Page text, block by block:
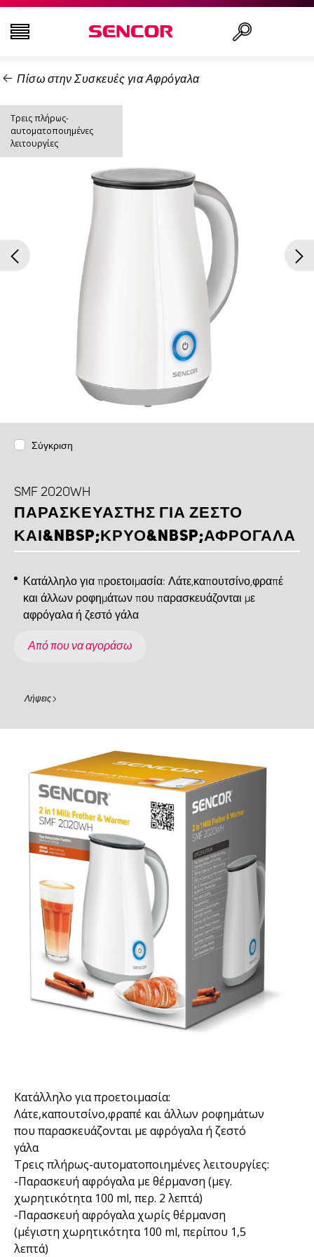
ΤΗΛΕΟΡΆΣΕΙΣ
ΕΙΚΌΝΑ & ΉΧΟΣ
ΟΙΚΙΑΚΌΣ ΕΞΟΠΛΙΣΜΌΣ
ΝΟΙΚΟΚΥΡΙΌ
ΥΓΕΊΑ ΚΑΙ ΟΜΟΡΦΙΆ
ΕΊΔΗ ΓΡΑΦΕΊΟΥ ΚΑΙ ΚΑΛΏΔΙΑ
Πίσω στην Συσκευές για Αφρόγαλα
Τρεις πλήρως-
αυτοματοποιημένες
λειτουργίες
Σύγκριση
SMF 2020WH
ΠΑΡΑΣΚΕΥΑΣΤΉΣ ΓΙΑ ΖΕΣΤΌ
ΚΑΙ&NBSP;ΚΡΎΟ&NBSP;ΑΦΡΌΓΑΛΑ
Κατάλληλο για προετοιμασία: Λάτε,καπουτσίνο,φραπέ
και άλλων ροφημάτων που παρασκευάζονται με
αφρόγαλα ή ζεστό γάλα
Από που να αγοράσω
Λήψεις
Κατάλληλο για προετοιμασία:
Λάτε,καπουτσίνο,φραπέ και άλλων ροφημάτων
που παρασκευάζονται με αφρόγαλα ή ζεστό
γάλα
Τρεις πλήρως-αυτοματοποιημένες λειτουργίες:
-Παρασκευή αφρόγαλα με θέρμανση (μεγ.
χωρητικότητα 100 ml, περ. 2 λεπτά)
-Παρασκευή αφρόγαλα χωρίς θέρμανση
(μέγιστη χωρητικότητα 100 ml, περίπου 1,5
λεπτά)